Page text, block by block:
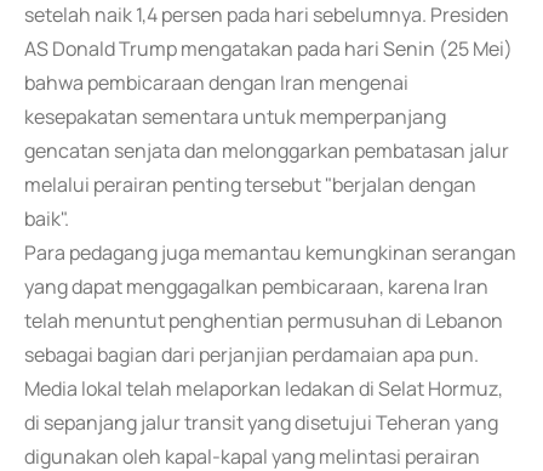
setelah naik 1,4 persen pada hari sebelumnya. Presiden
AS Donald Trump mengatakan pada hari Senin (25 Mei)
bahwa pembicaraan dengan Iran mengenai
kesepakatan sementara untuk memperpanjang
gencatan senjata dan melonggarkan pembatasan jalur
melalui perairan penting tersebut "berjalan dengan
baik".
Para pedagang juga memantau kemungkinan serangan
yang dapat menggagalkan pembicaraan, karena Iran
telah menuntut penghentian permusuhan di Lebanon
sebagai bagian dari perjanjian perdamaian apa pun.
Media lokal telah melaporkan ledakan di Selat Hormuz,
di sepanjang jalur transit yang disetujui Teheran yang
digunakan oleh kapal-kapal yang melintasi perairan